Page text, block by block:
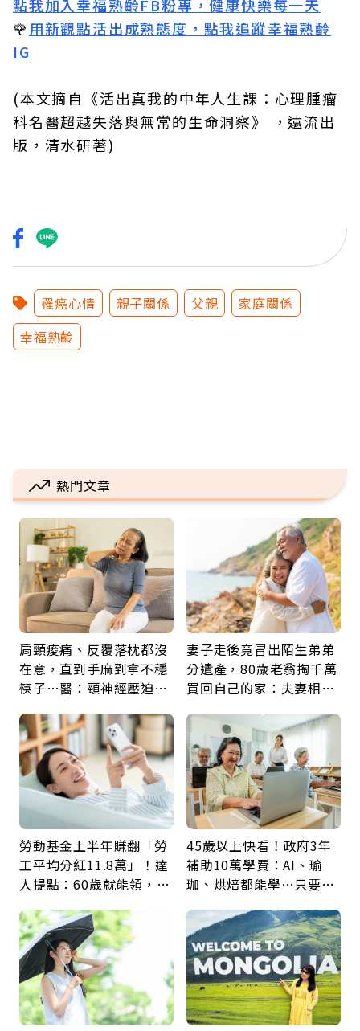
點我加入幸福熟齡FB粉專，健康快樂每一天
🌹 用新觀點活出成熟態度，點我追蹤幸福熟齡
IG
(本文摘自《活出真我的中年人生課：心理腫瘤
科名醫超越失落與無常的生命洞察》 ，遠流出
版，清水研著)
罹癌心情 親子關係 父親
家庭關係
幸福熟齡
熱門文章
肩頸痠痛、反覆落枕都沒
在意，直到手麻到拿不穩
筷子…醫：頸神經壓迫上
鍵
妻子走後竟冒出陌生弟弟
分遺產，80歲老翁掏千萬
買回自己的家：夫妻相守
勞動基金上半年賺翻「勞
工平均分紅11.8萬」！達
人提點：60歲就能領，重
45歲以上快看！政府3年
補助10萬學費：AI、瑜
珈、烘焙都能學…只要願